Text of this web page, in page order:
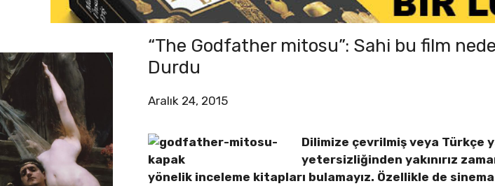
“The Godfather mitosu”: Sahi bu film
Durdu
Aralık 24, 2015
Dilimize çevrilmiş veya Türkçe
yetersizliğinden yakınırız
yönelik inceleme kitapları bulamayız. Özellikle de